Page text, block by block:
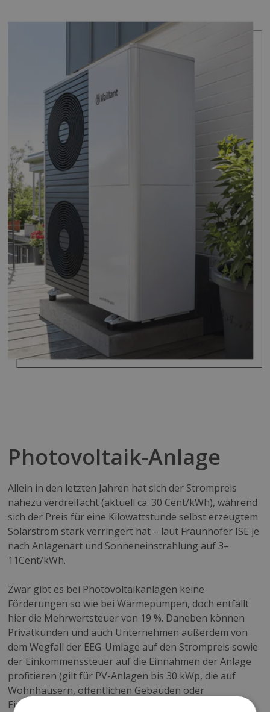
Photovoltaik-Anlage
Allein in den letzten Jahren hat sich der Strompreis
nahezu verdreifacht (aktuell ca. 30 Cent/kWh), während
sich der Preis für eine Kilowattstunde selbst erzeugtem
Solarstrom stark verringert hat – laut Fraunhofer ISE je
nach Anlagenart und Sonneneinstrahlung auf 3–
11Cent/kWh.
Zwar gibt es bei Photovoltaikanlagen keine
Förderungen so wie bei Wärmepumpen, doch entfällt
hier die Mehrwertsteuer von 19 %. Daneben können
Privatkunden und auch Unternehmen außerdem von
dem Wegfall der EEG-Umlage auf den Strompreis sowie
der Einkommenssteuer auf die Einnahmen der Anlage
profitieren (gilt für PV-Anlagen bis 30 kWp, die auf
Wohnhäusern, öffentlichen Gebäuden oder
Einrichtungen zum Gemeinwohl installiert werden).